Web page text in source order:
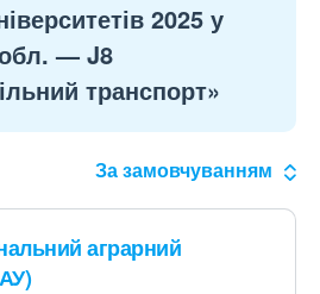
2025 у
— J8
транспорт»
За замовчуванням
аграрний